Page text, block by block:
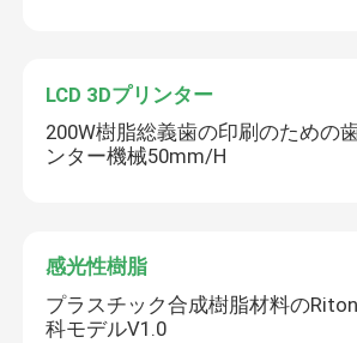
LCD 3Dプリンター
200W樹脂総義歯の印刷のための
ンター機械50mm/H
感光性樹脂
プラスチック合成樹脂材料の
科モデルV1.0